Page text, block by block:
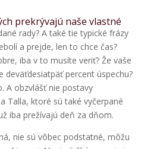
prekrývajú naše vlastné
rady? A také tie typické frázy
a prejde, len to chce čas?
iba v to musíte veriť? Že vaše
deväťdesiatpäť percent úspechu?
A obzvlášť nie postavy
Talla, ktoré sú také vyčerpané
iba prežívajú deň za dňom.
nie sú vôbec podstatné, môžu